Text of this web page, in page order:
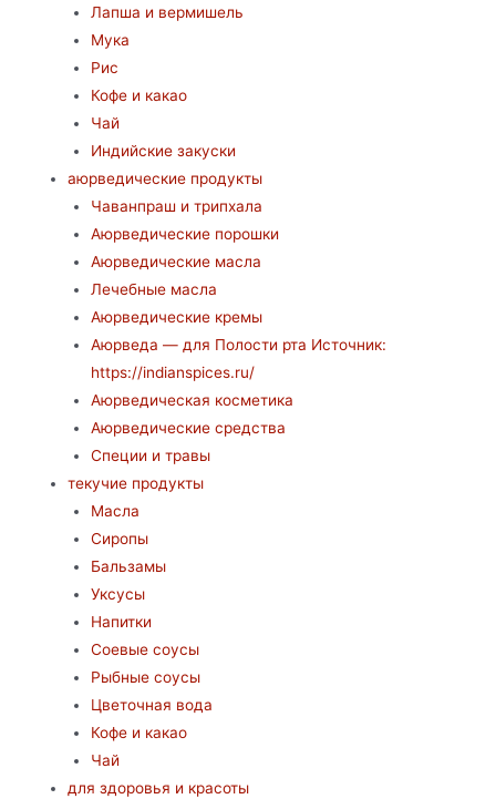
Лапша и вермишель
Мука
Рис
Кофе и какао
Чай
Индийские закуски
аюрведические продукты
Чаванпраш и трипхала
Аюрведические порошки
Аюрведические масла
Лечебные масла
Аюрведические кремы
Аюрведа — для Полости рта Источник:
https://indianspices.ru/
Аюрведическая косметика
Аюрведические средства
Специи и травы
текучие продукты
Масла
Сиропы
Бальзамы
Уксусы
Напитки
Соевые соусы
Рыбные соусы
Цветочная вода
Кофе и какао
Чай
для здоровья и красоты